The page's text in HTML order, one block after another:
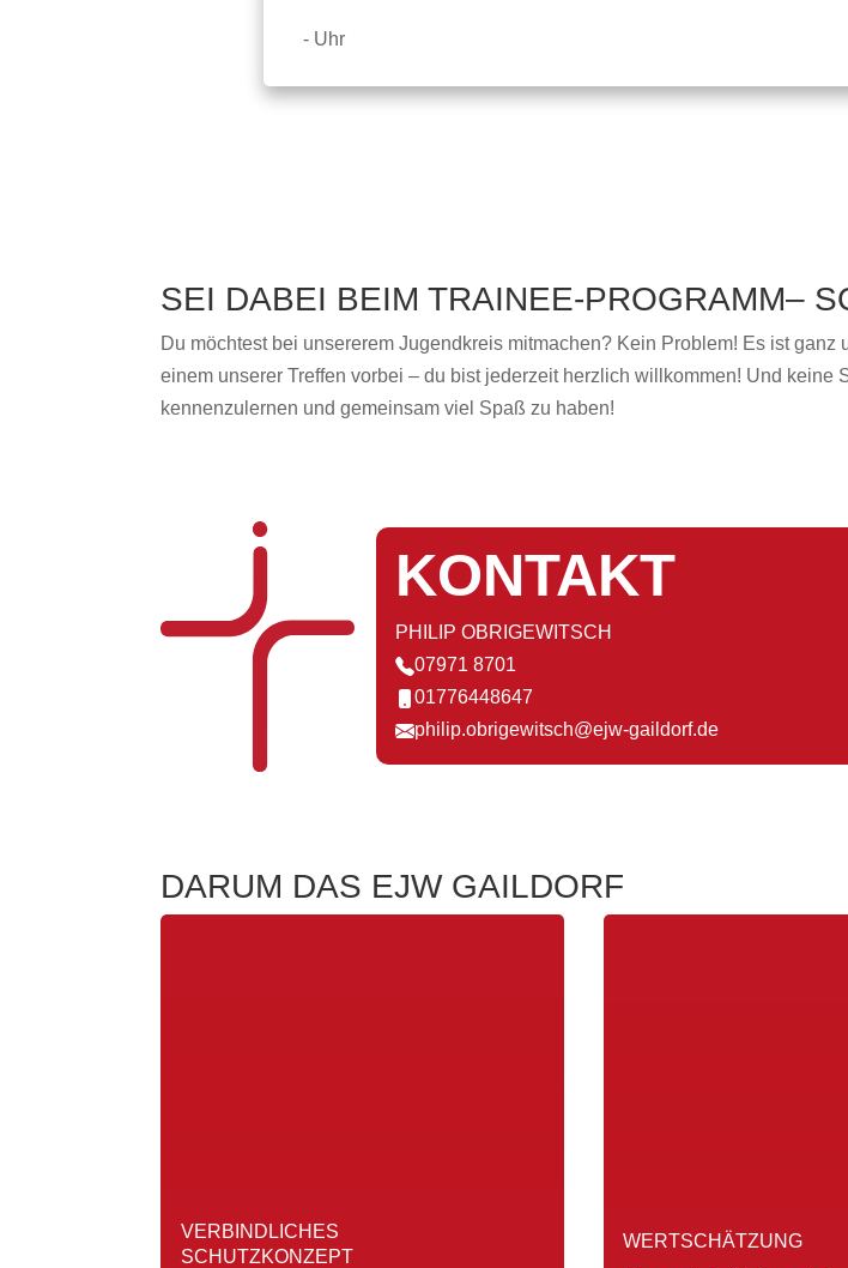
- Uhr
SEI DABEI BEIM TRAINEE-PROGRAMM–
Du möchtest bei unsererem Jugendkreis mitmachen? Kein Problem! Es ist
einem unserer Treffen vorbei – du bist jederzeit herzlich willkommen! Und
kennenzulernen und gemeinsam viel Spaß zu haben!
KONTAKT
PHILIP OBRIGEWITSCH
07971 8701
01776448647
philip.obrigewitsch@ejw-gaildorf.de
DARUM DAS EJW GAILDORF
VERBINDLICHES
SCHUTZKONZEPT
WERTSCHÄTZUNG